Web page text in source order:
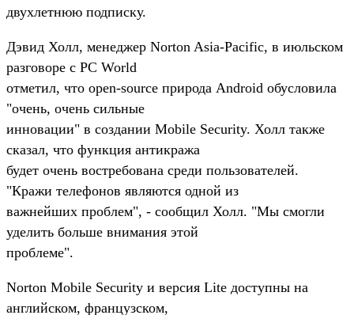
двухлетнюю подписку.
Дэвид Холл, менеджер Norton Asia-Pacific, в июльском
разговоре с PC World
отметил, что open-source природа Android обусловила
"очень, очень сильные
инновации" в создании Mobile Security. Холл также
сказал, что функция антикража
будет очень востребована среди пользователей.
"Кражи телефонов являются одной из
важнейших проблем", - сообщил Холл. "Мы смогли
уделить больше внимания этой
проблеме".
Norton Mobile Security и версия Lite доступны на
английском, французском,